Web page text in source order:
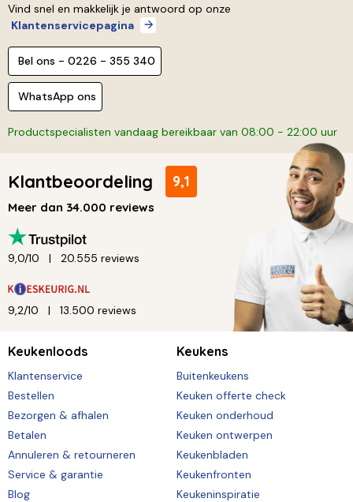
Vind snel en makkelijk je antwoord op onze
Klantenservicepagina
Bel ons - 0226 - 355 340
WhatsApp ons
Productspecialisten vandaag bereikbaar van 08:00 - 22:00 uur
Klantbeoordeling 9,1
Meer dan 34.000 reviews
9,0/10 20.555 reviews
9,2/10 13.500 reviews
Keukenloods
Klantenservice
Bestellen
Bezorgen & afhalen
Betalen
Annuleren & retourneren
Service & garantie
Blog
Keukens
Buitenkeukens
Keuken offerte check
Keuken onderhoud
Keuken ontwerpen
Keukenbladen
Keukenfronten
Keukeninspiratie